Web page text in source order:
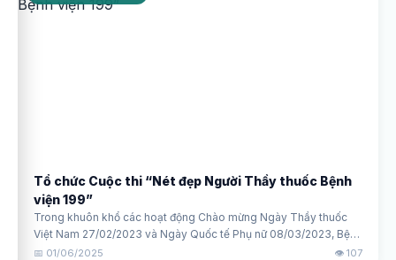
Tổ chức Cuộc thi “Nét đẹp Người Thầy thuốc Bệnh
viện 199”
Trong khuôn khổ các hoạt động Chào mừng Ngày Thầy thuốc
Việt Nam 27/02/2023 và Ngày Quốc tế Phụ nữ 08/03/2023, Bệnh
viện 199 phát động cuộc thi “Nét đẹp người Thầy thuốc Bệnh
📅 01/06/2025 👁️ 107